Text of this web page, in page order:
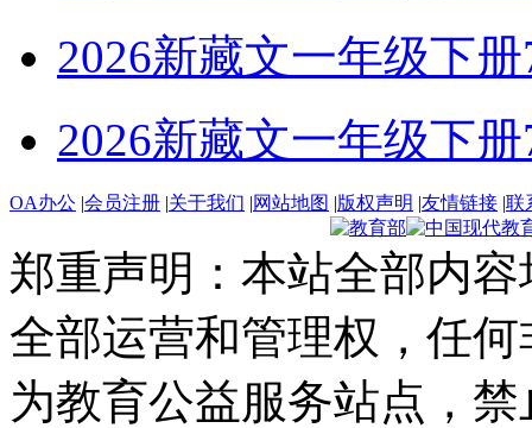
2026新藏文一年级下册
2026新藏文一年级下册
OA办公 |会员注册 |关于我们 |网站地图 |版权声明 |友情链接 |联
郑重声明：本站全部内
全部运营和管理权，任
为教育公益服务站点，